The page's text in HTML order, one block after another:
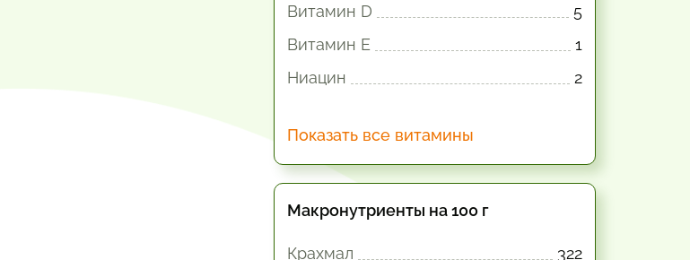
Витамин D
5
Витамин E
1
Ниацин
2
Показать все витамины
Макронутриенты на 100 г
Крахмал
322